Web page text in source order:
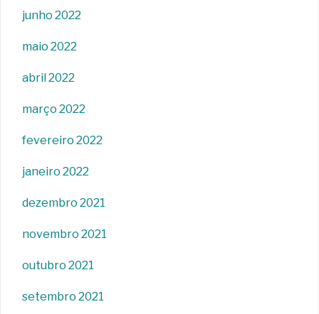
junho 2022
maio 2022
abril 2022
março 2022
fevereiro 2022
janeiro 2022
dezembro 2021
novembro 2021
outubro 2021
setembro 2021